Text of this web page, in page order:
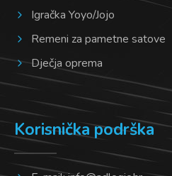
Igračka Yoyo/Jojo
Remeni za pametne satove
Dječja oprema
Korisnička podrška